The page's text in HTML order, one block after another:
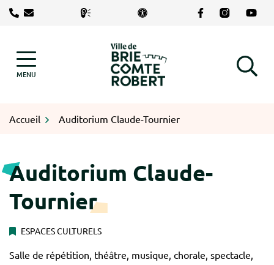
Aller
Lien vers le
Lien vers le
Lien
MENU Logo Brie-Comte-Robert
RECHERCHE
Accueil Auditorium Claude-Tournier
Auditorium Claude-
Tournier
ESPACES CULTURELS
Salle de répétition, théâtre, musique, chorale, spectacle,